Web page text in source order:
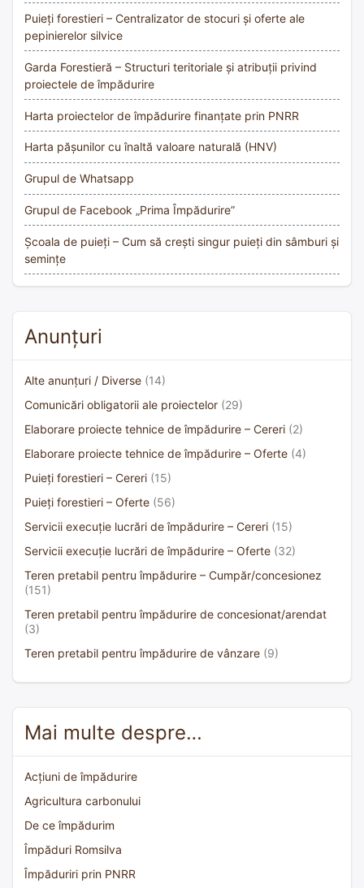
Puieți forestieri – Centralizator de stocuri și oferte ale
pepinierelor silvice
Garda Forestieră – Structuri teritoriale și atribuții privind
proiectele de împădurire
Harta proiectelor de împădurire finanțate prin PNRR
Harta pășunilor cu înaltă valoare naturală (HNV)
Grupul de Whatsapp
Grupul de Facebook „Prima Împădurire”
Școala de puieți – Cum să crești singur puieți din sâmburi și
semințe
Anunțuri
Alte anunțuri / Diverse (14)
Comunicări obligatorii ale proiectelor (29)
Elaborare proiecte tehnice de împădurire – Cereri (2)
Elaborare proiecte tehnice de împădurire – Oferte (4)
Puieți forestieri – Cereri (15)
Puieți forestieri – Oferte (56)
Servicii execuție lucrări de împădurire – Cereri (15)
Servicii execuție lucrări de împădurire – Oferte (32)
Teren pretabil pentru împădurire – Cumpăr/concesionez
(151)
Teren pretabil pentru împădurire de concesionat/arendat
(3)
Teren pretabil pentru împădurire de vânzare (9)
Mai multe despre…
Acțiuni de împădurire
Agricultura carbonului
De ce împădurim
Împăduri Romsilva
Împăduriri prin PNRR